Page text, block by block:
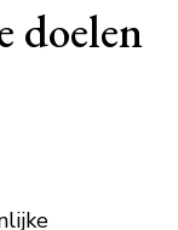
doelen